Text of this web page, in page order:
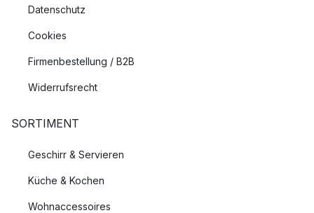
Datenschutz
Cookies
Firmenbestellung / B2B
Widerrufsrecht
SORTIMENT
Geschirr & Servieren
Küche & Kochen
Wohnaccessoires